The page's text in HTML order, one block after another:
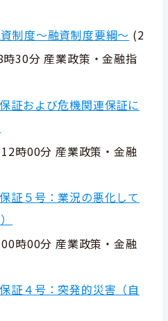
制度～融資制度要綱～ (2
30分 産業政策・金融指
証および危機関連保証に
時00分 産業政策・金融
証５号：業況の悪化して
時00分 産業政策・金融
証４号：突発的災害（自